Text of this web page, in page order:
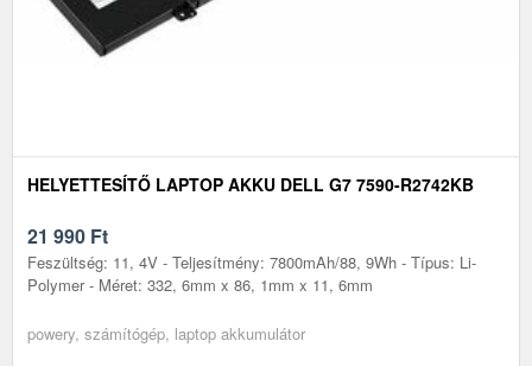
HELYETTESÍTŐ LAPTOP AKKU DELL G7 7590-R2742KB
21 990 Ft
Feszültség: 11, 4V - Teljesítmény: 7800mAh/88, 9Wh - Típus: Li-
Polymer - Méret: 332, 6mm x 86, 1mm x 11, 6mm
powery, számítógép, laptop akkumulátor